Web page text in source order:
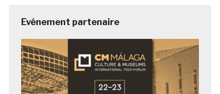
Evénement partenaire